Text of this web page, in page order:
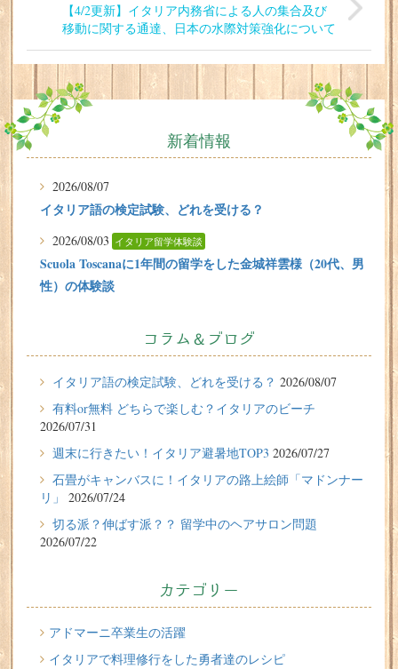
【4/2更新】イタリア内務省による人の集合及び
移動に関する通達、日本の水際対策強化について
新着情報
2026/08/07
イタリア語の検定試験、どれを受ける？
2026/08/03 イタリア留学体験談
Scuola Toscanaに1年間の留学をした金城祥雲様（20代、男
性）の体験談
有料or無料 どちらで楽しむ？イタリアのビーチ
フィレンツェに1週間の語学留学をしたT.Sさん（10代、女
性）の体験談
2026/07/27
週末に行きたい！イタリア避暑地TOP3
2026/07/24
石畳がキャンバスに！イタリアの路上絵師「マドンナー
リ」
切る派？伸ばす派？？ 留学中のヘアサロン問題
2026/07/20
イタリア人はどんなジェラートを食べる？
コラム＆ブログ
イタリア語の検定試験、どれを受ける？ 2026/08/07
有料or無料 どちらで楽しむ？イタリアのビーチ
2026/07/31
週末に行きたい！イタリア避暑地TOP3 2026/07/27
石畳がキャンバスに！イタリアの路上絵師「マドンナー
リ」
2026/07/24
切る派？伸ばす派？？ 留学中のヘアサロン問題
2026/07/22
カテゴリー
アドマーニ卒業生の活躍
イタリアで料理修行をした勇者達のレシピ